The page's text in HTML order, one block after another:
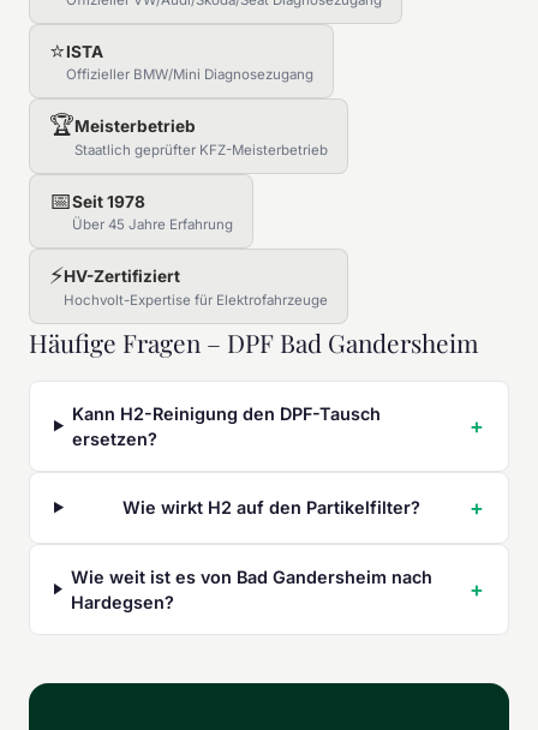
⭐ISTA
Offizieller BMW/Mini Diagnosezugang
🏆Meisterbetrieb
Staatlich geprüfter KFZ-Meisterbetrieb
📅Seit 1978
Über 45 Jahre Erfahrung
⚡HV-Zertifiziert
Hochvolt-Expertise für Elektrofahrzeuge
Häufige Fragen – DPF Bad Gandersheim
Kann H2-Reinigung den DPF-Tausch
ersetzen?
Wie wirkt H2 auf den Partikelfilter?
Wie weit ist es von Bad Gandersheim nach
Hardegsen?